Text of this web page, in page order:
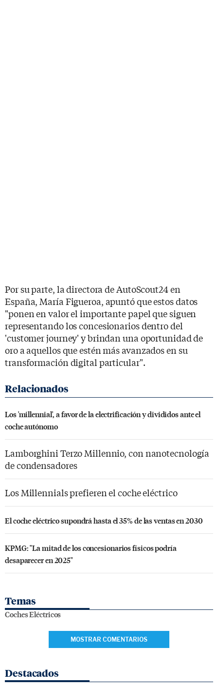
Por su parte, la directora de AutoScout24 en
España, María Figueroa, apuntó que estos datos
"ponen en valor el importante papel que siguen
representando los concesionarios dentro del
'customer journey' y brindan una oportunidad de
oro a aquellos que estén más avanzados en su
transformación digital particular".
Los 'millennial', a favor de la electrificación y divididos ante el
coche autónomo
Lamborghini Terzo Millennio, con nanotecnología
de condensadores
Los Millennials prefieren el coche eléctrico
El coche eléctrico supondrá hasta el 35% de las ventas en 2030
KPMG: "La mitad de los concesionarios físicos podría
desaparecer en 2025"
Temas
Coches Eléctricos
MOSTRAR COMENTARIOS
Destacados